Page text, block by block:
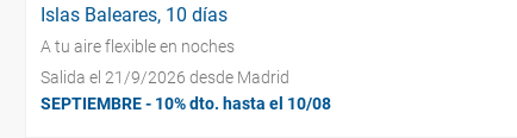
Islas Baleares, 10 días
A tu aire flexible en noches
Salida el 21/9/2026 desde Madrid
SEPTIEMBRE - 10% dto. hasta el 10/08